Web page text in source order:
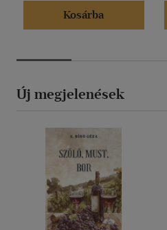
Kosárba
Új megjelenések